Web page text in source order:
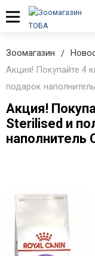
Зоомагазин
Акция! Покупайте 4
подарок
Акция!
Sterilised и
наполнитель